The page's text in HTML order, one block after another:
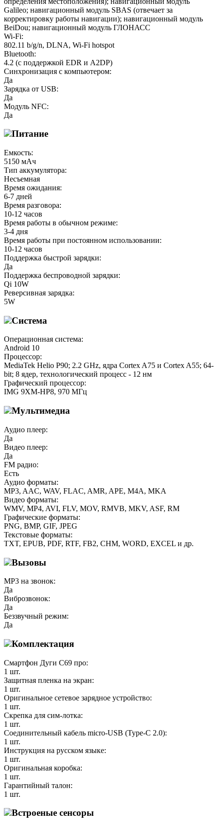
Galileo; навигационный модуль SBAS (отвечает за
корректировку работы навигации); навигационный модуль
BeiDou; навигационный модуль ГЛОНАСС
Wi-Fi:
802.11 b/g/n, DLNA, Wi-Fi hotspot
Bluetooth:
4.2 (с поддержкой EDR и A2DP)
Синхронизация с компьютером:
Да
Зарядка от USB:
Да
Модуль NFC:
Да
Питание
Емкость:
5150 мАч
Тип аккумулятора:
Несъемная
Время ожидания:
6-7 дней
Время разговора:
10-12 часов
Время работы в обычном режиме:
3-4 дня
Время работы при постоянном использовании:
10-12 часов
Поддержка быстрой зарядки:
Да
Поддержка беспроводной зарядки:
Qi 10W
Реверсивная зарядка:
5W
Система
Операционная система:
Android 10
Процессор:
MediaTek Helio P90; 2.2 GHz, ядра Cortex A75 и Cortex A55; 64-
bit; 8 ядер, технологический процесс - 12 нм
Графический процессор:
IMG 9XM-HP8, 970 МГц
Мультимедиа
Аудио плеер:
Да
Видео плеер:
Да
FM радио:
Есть
Аудио форматы:
MP3, AAC, WAV, FLAC, AMR, APE, M4A, MKA
Видео форматы:
WMV, MP4, AVI, FLV, MOV, RMVB, MKV, ASF, RM
Графические форматы:
PNG, BMP, GIF, JPEG
Текстовые форматы:
TXT, EPUB, PDF, RTF, FB2, CHM, WORD, EXCEL и др.
Вызовы
MP3 на звонок:
Да
Виброзвонок:
Да
Беззвучный режим:
Да
Комплектация
Смартфон Дуги С69 про:
1 шт.
Защитная пленка на экран:
1 шт.
Оригинальное сетевое зарядное устройство:
1 шт.
Скрепка для сим-лотка:
1 шт.
Соединительный кабель micro-USB (Type-C 2.0):
1 шт.
Инструкция на русском языке:
1 шт.
Оригинальная коробка:
1 шт.
Гарантийный талон:
1 шт.
Встроеные сенсоры